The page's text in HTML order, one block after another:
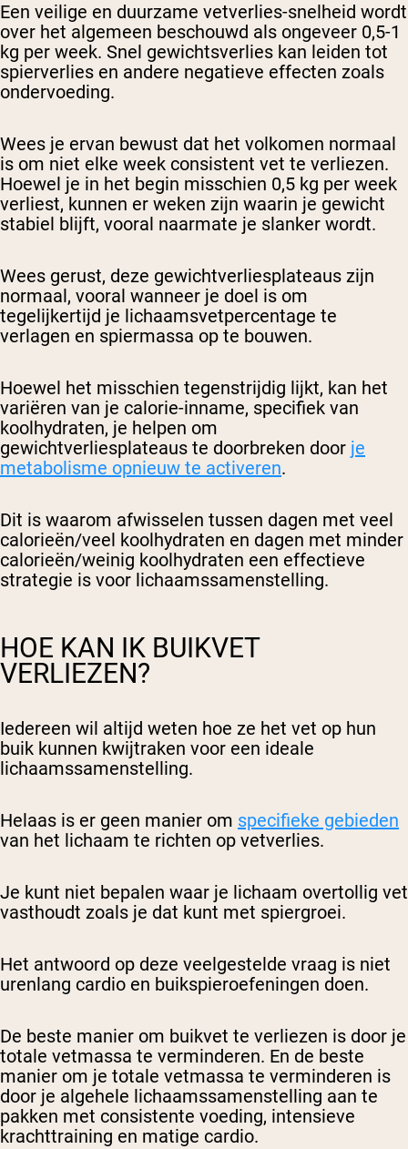
Een veilige en duurzame vetverlies-snelheid wordt
over het algemeen beschouwd als ongeveer 0,5-1
kg per week. Snel gewichtsverlies kan leiden tot
spierverlies en andere negatieve effecten zoals
ondervoeding.
Wees je ervan bewust dat het volkomen normaal
is om niet elke week consistent vet te verliezen.
Hoewel je in het begin misschien 0,5 kg per week
verliest, kunnen er weken zijn waarin je gewicht
stabiel blijft, vooral naarmate je slanker wordt.
Wees gerust, deze gewichtverliesplateaus zijn
normaal, vooral wanneer je doel is om
tegelijkertijd je lichaamsvetpercentage te
verlagen en spiermassa op te bouwen.
Hoewel het misschien tegenstrijdig lijkt, kan het
variëren van je calorie-inname, specifiek van
koolhydraten, je helpen om
gewichtverliesplateaus te doorbreken door je
metabolisme opnieuw te activeren.
Dit is waarom afwisselen tussen dagen met veel
calorieën/veel koolhydraten en dagen met minder
calorieën/weinig koolhydraten een effectieve
strategie is voor lichaamssamenstelling.
HOE KAN IK BUIKVET
VERLIEZEN?
Iedereen wil altijd weten hoe ze het vet op hun
buik kunnen kwijtraken voor een ideale
lichaamssamenstelling.
Helaas is er geen manier om specifieke gebieden
van het lichaam te richten op vetverlies.
Je kunt niet bepalen waar je lichaam overtollig vet
vasthoudt zoals je dat kunt met spiergroei.
Het antwoord op deze veelgestelde vraag is niet
urenlang cardio en buikspieroefeningen doen.
De beste manier om buikvet te verliezen is door je
totale vetmassa te verminderen. En de beste
manier om je totale vetmassa te verminderen is
door je algehele lichaamssamenstelling aan te
pakken met consistente voeding, intensieve
krachttraining en matige cardio.